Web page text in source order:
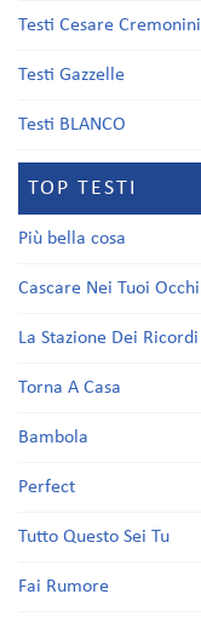
Testi Cesare Cremonini
Testi Gazzelle
Testi BLANCO
TOP TESTI
Più bella cosa
Cascare Nei Tuoi Occhi
La Stazione Dei Ricordi
Torna A Casa
Bambola
Perfect
Tutto Questo Sei Tu
Fai Rumore